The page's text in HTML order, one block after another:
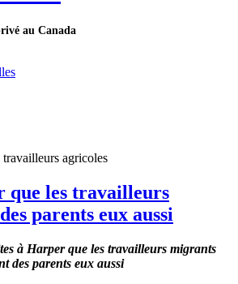
au Canada
que les travailleurs
parents eux aussi
à Harper que les travailleurs migrants
des parents eux aussi